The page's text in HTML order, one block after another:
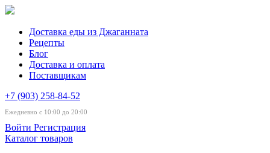
Доставка еды из Джаганната
Рецепты
Блог
Доставка и оплата
Поставщикам
+7 (903) 258-84-52
Ежедневно с 10:00 до 20:00
Войти Регистрация
Каталог товаров